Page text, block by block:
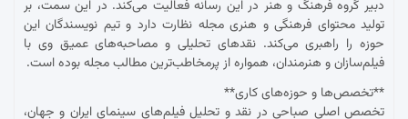
دبیر گروه فرهنگ و هنر در این رسانه فعالیت می‌کند. در این سمت، بر
تولید محتوای فرهنگی و هنری مجله نظارت دارد و تیم نویسندگان این
حوزه را راهبری می‌کند. نقدهای تحلیلی و مصاحبه‌های عمیق وی با
فیلم‌سازان و هنرمندان، همواره از پرمخاطب‌ترین مطالب مجله بوده است.
**تخصص‌ها و حوزه‌های کاری**
تخصص اصلی صباحی در نقد و تحلیل فیلم‌های سینمای ایران و جهان،